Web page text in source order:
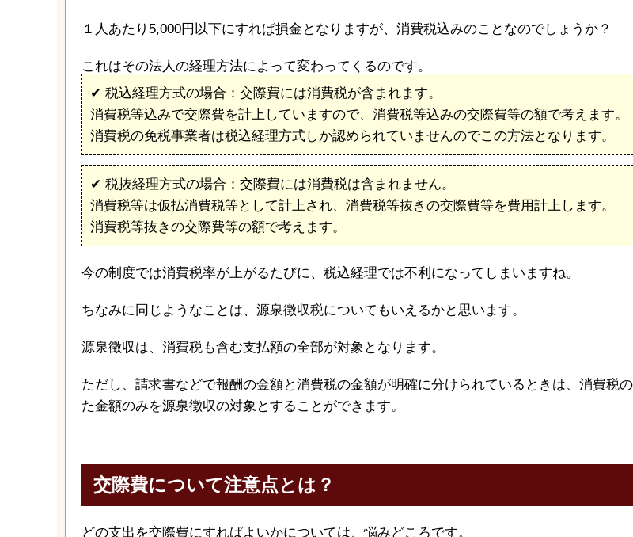
１人あたり5,000円以下にすれば損金となりますが、消費税込みのことなのでしょうか？
これはその法人の経理方法によって変わってくるのです。
✔︎ 税込経理方式の場合：交際費には消費税が含まれます。
消費税等込みで交際費を計上していますので、消費税等込みの交際費等の額で考えます。
消費税の免税事業者は税込経理方式しか認められていませんのでこの方法となります。
✔︎ 税抜経理方式の場合：交際費には消費税は含まれません。
消費税等は仮払消費税等として計上され、消費税等抜きの交際費等を費用計上します。
消費税等抜きの交際費等の額で考えます。
今の制度では消費税率が上がるたびに、税込経理では不利になってしまいますね。
ちなみに同じようなことは、源泉徴収税についてもいえるかと思います。
源泉徴収は、消費税も含む支払額の全部が対象となります。
ただし、請求書などで報酬の金額と消費税の金額が明確に分けられているときは、消費税
た金額のみを源泉徴収の対象とすることができます。
交際費について注意点とは？
どの支出を交際費にすればよいかについては、悩みどころです。